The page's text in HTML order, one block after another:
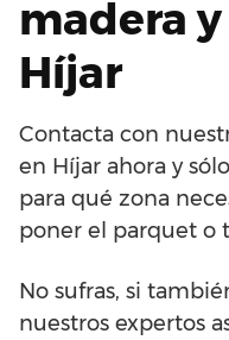
madera
Híjar
Contacta con
en Híjar ahora y
para qué zona
poner el parquet o
No sufras, si
nuestros expertos